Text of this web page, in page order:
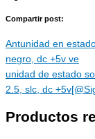
Compartir post:
Antunidad en
negro, dc +5v ve
unidad de estado
2.5, slc, dc +5v[@
Productos